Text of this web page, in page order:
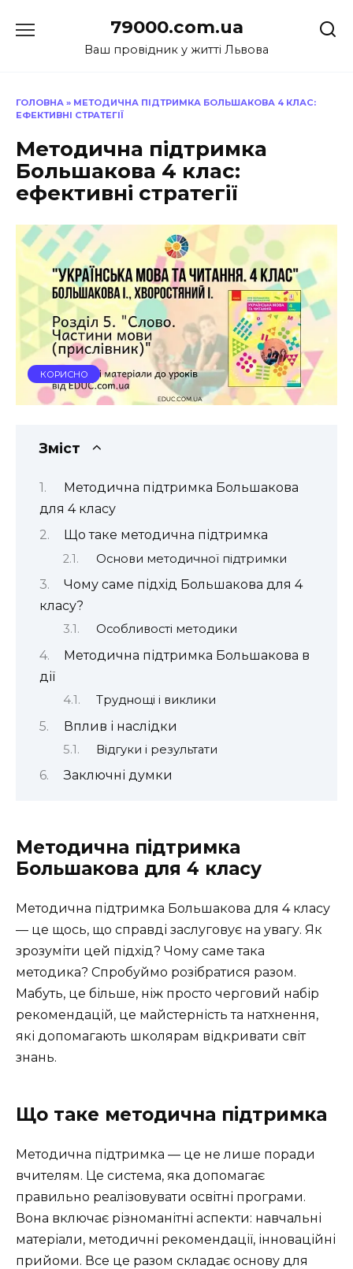
до
79000.com.ua
Ваш провідник у житті Львова
ГОЛОВНА » МЕТОДИЧНА ПІДТРИМКА БОЛЬШАКОВА 4 КЛАС:
ЕФЕКТИВНІ СТРАТЕГІЇ
Методична підтримка
Большакова 4 клас:
ефективні стратегії
КОРИСНО
Зміст
Методична підтримка Большакова
для 4 класу
Що таке методична підтримка
Основи методичної підтримки
Чому саме підхід Большакова для 4
класу?
Особливості методики
Методична підтримка Большакова в
дії
Труднощі і виклики
Вплив і наслідки
Відгуки і результати
Заключні думки
Методична підтримка
Большакова для 4 класу
Методична підтримка Большакова для 4 класу
— це щось, що справді заслуговує на увагу. Як
зрозуміти цей підхід? Чому саме така
методика? Спробуймо розібратися разом.
Мабуть, це більше, ніж просто черговий набір
рекомендацій, це майстерність та натхнення,
які допомагають школярам відкривати світ
знань.
Що таке методична підтримка
Методична підтримка — це не лише поради
вчителям. Це система, яка допомагає
правильно реалізовувати освітні програми.
Вона включає різноманітні аспекти: навчальні
матеріали, методичні рекомендації, інноваційні
прийоми. Все це разом складає основу для